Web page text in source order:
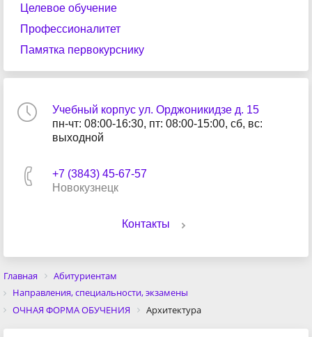
Целевое обучение
Профессионалитет
Памятка первокурснику
Учебный корпус ул. Орджоникидзе д. 15
пн-чт: 08:00-16:30, пт: 08:00-15:00, сб, вс:
выходной
+7 (3843) 45-67-57
Новокузнецк
Контакты
Главная
Абитуриентам
Направления, специальности, экзамены
ОЧНАЯ ФОРМА ОБУЧЕНИЯ
Архитектура